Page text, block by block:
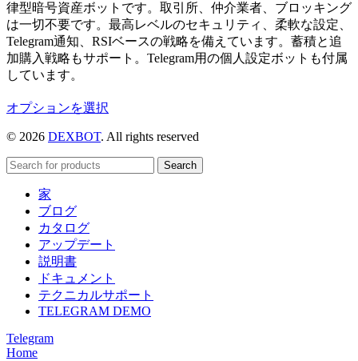
律型暗号資産ボットです。取引所、仲介業者、ブロッキング
は一切不要です。最高レベルのセキュリティ、柔軟な設定、
Telegram通知、RSIベースの戦略を備えています。蓄積と追
加購入戦略もサポート。Telegram用の個人設定ボットも付属
しています。
オプションを選択
商
品
に
の
リ
エ
ー
© 2026 DEXBOT. All rights reserved
Search
家
ブログ
カタログ
アップデート
説明書
ドキュメント
テクニカルサポート
TELEGRAM DEMO
Telegram
Home